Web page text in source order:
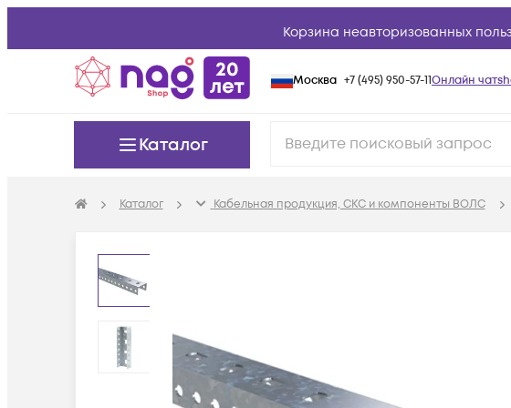
Корзина неавторизованных
Москва +7 (495) 950-57-11Онлайн чат
Каталог
Каталог Кабельная продукция, СКС и компоненты ВОЛС